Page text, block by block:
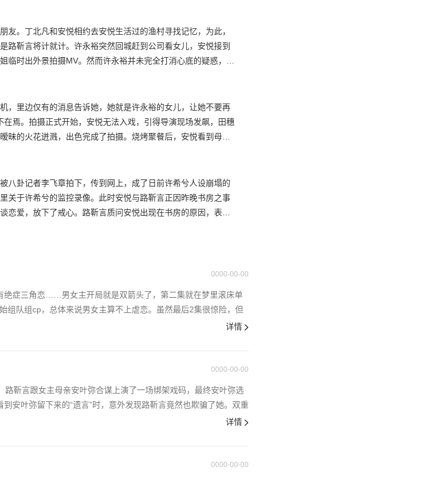
认，实际是想利用丁北凡试探安悦是否真的失忆。丁北凡带
徐梦云故意邀请丁北凡现身，企图让他拆穿许希兮的身份。
。丁北凡和安悦相约去安悦生活过的渔村寻找记忆，为此，
路靳言将计就计。许永裕突然回城赶到公司看女儿，安悦接到
时出外景拍摄MV。然而许永裕并未完全打消心底的疑惑，即
，而是小渔村的安悦。安悦准备向许永裕坦白身份，路靳言
手软。路靳言担心一旦安悦坦白，反而会激怒许父，甚至连累
，里边仅有的消息告诉她，她就是许永裕的女儿，让她不要再
焉。拍摄正式开始，安悦无法入戏，引得导演现场发飙，田穗
的火花迸溅，出色完成了拍摄。烧烤聚餐后，安悦看到母亲
然而丁北凡的字典里从来没有放弃，他买花告白，巧遇情敌
结盟。安悦伺机查找自己作为许永裕另一个女儿的证明，路靳
裕突然回家，将两人堵在书房。许永裕逼问他们为何在此，安
在许希兮衣领上的微型窃听器，听到了书房父女俩的对话。
八卦记者李飞章拍下，传到网上，成了日前许希兮人设崩塌的
关于许希兮的监控录像。此时安悦与路靳言正因昨晚书房之事
爱，放下了戒心。路靳言质问安悦出现在书房的原因，表示
地解决了这个一直针对许希兮的大麻烦。但没想到，麻烦接
和保镖Vlog，但却遭到路靳言以保镖的三大基本原则拒绝。
对两人的不配合深感无奈，丁北凡和田穗打赌，主动提出解决
剧本配合拍摄，贴身守护的路靳言看着安悦与张景川的暧昧
0000-00-00
绝症三角恋……男女主开局就是双箭头了，第二集就在梦里滚床单
组队组cp，总体来说男女主算不上虐恋。虽然最后2集很惊险，但
详情
0000-00-00
靳言跟女主母亲安叶弥合谋上演了一场绑架戏码，最终安叶弥选
安叶弥留下来的“遗言”时，意外发现路靳言竟然也欺骗了她。双重
详情
0000-00-00